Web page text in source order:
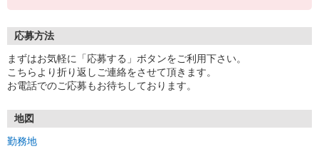
応募方法
まずはお気軽に「応募する」ボタンをご利用下さい。
こちらより折り返しご連絡をさせて頂きます。
お電話でのご応募もお待ちしております。
地図
勤務地